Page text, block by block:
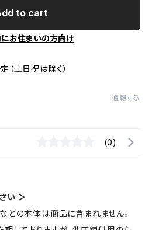
to cart
お住まいの方向け
土日祝は除く）
通報する
(0)
い ＞
の本体は商品に含まれません。